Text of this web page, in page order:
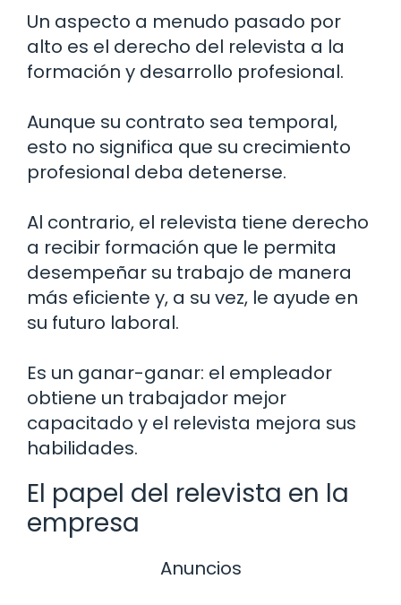
Un aspecto a menudo pasado por
alto es el derecho del relevista a la
formación y desarrollo profesional.
Aunque su contrato sea temporal,
esto no significa que su crecimiento
profesional deba detenerse.
Al contrario, el relevista tiene derecho
a recibir formación que le permita
desempeñar su trabajo de manera
más eficiente y, a su vez, le ayude en
su futuro laboral.
Es un ganar-ganar: el empleador
obtiene un trabajador mejor
capacitado y el relevista mejora sus
habilidades.
El papel del relevista en la
empresa
Anuncios